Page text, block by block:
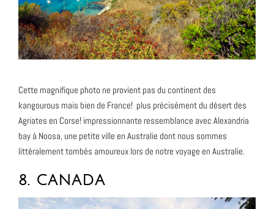
Cette magnifique photo ne provient pas du continent des
kangourous mais bien de France! plus précisément du désert des
Agriates en Corse! impressionnante ressemblance avec Alexandria
bay à Noosa, une petite ville en Australie dont nous sommes
littéralement tombés amoureux lors de notre voyage en Australie.
8. CANADA